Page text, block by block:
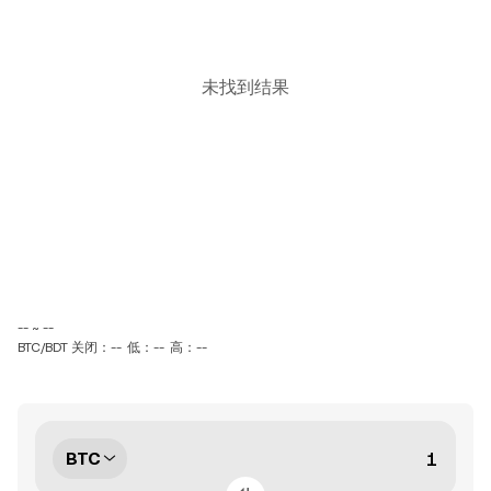
未找到结果
-- ~ --
BTC/BDT 关闭：-- 低：-- 高：--
BTC